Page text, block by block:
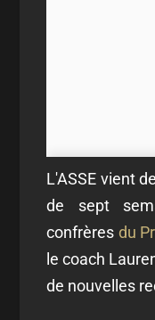
L'ASSE vient
de sept
confrères du
le coach
de nouvelles